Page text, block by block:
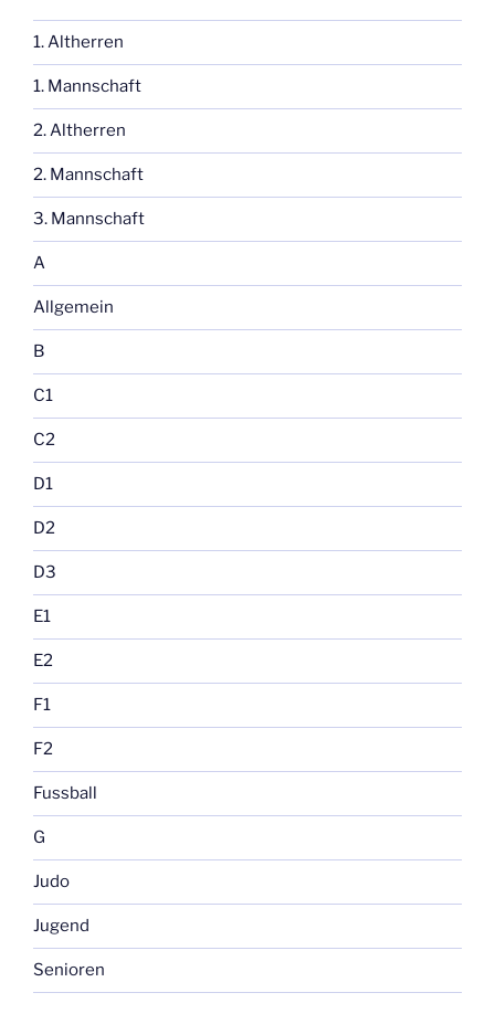
1. Altherren
1. Mannschaft
2. Altherren
2. Mannschaft
3. Mannschaft
A
Allgemein
B
C1
C2
D1
D2
D3
E1
E2
F1
F2
Fussball
G
Judo
Jugend
Senioren